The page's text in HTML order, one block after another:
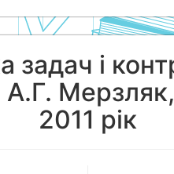
задач і
А.Г.
2011 рік